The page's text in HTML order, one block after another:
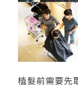
植髮前需要先